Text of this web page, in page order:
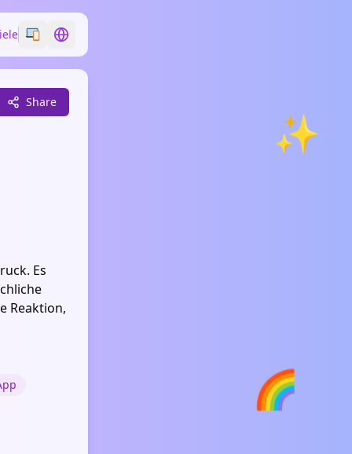
Switch emoji style
Switch language
🌈
✨
Share
Es
Reaktion,